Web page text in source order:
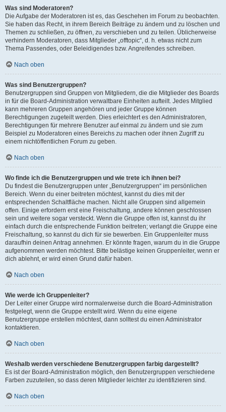
Was sind Moderatoren?
Die Aufgabe der Moderatoren ist es, das Geschehen im Forum zu beobachten.
Sie haben das Recht, in ihrem Bereich Beiträge zu ändern und zu löschen und
Themen zu schließen, zu öffnen, zu verschieben und zu teilen. Üblicherweise
verhindern Moderatoren, dass Mitglieder „offtopic“, d. h. etwas nicht zum
Thema Passendes, oder Beleidigendes bzw. Angreifendes schreiben.
Nach oben
Was sind Benutzergruppen?
Benutzergruppen sind Gruppen von Mitgliedern, die die Mitglieder des Boards
in für die Board-Administration verwaltbare Einheiten aufteilt. Jedes Mitglied
kann mehreren Gruppen angehören und jeder Gruppe können
Berechtigungen zugeteilt werden. Dies erleichtert es den Administratoren,
Berechtigungen für mehrere Benutzer auf einmal zu ändern und sie zum
Beispiel zu Moderatoren eines Bereichs zu machen oder ihnen Zugriff zu
einem nichtöffentlichen Forum zu geben.
Nach oben
Wo finde ich die Benutzergruppen und wie trete ich ihnen bei?
Du findest die Benutzergruppen unter „Benutzergruppen“ im persönlichen
Bereich. Wenn du einer beitreten möchtest, kannst du dies mit der
entsprechenden Schaltfläche machen. Nicht alle Gruppen sind allgemein
offen. Einige erfordern erst eine Freischaltung, andere können geschlossen
sein und weitere sogar versteckt. Wenn die Gruppe offen ist, kannst du ihr
einfach durch die entsprechende Funktion beitreten; verlangt die Gruppe eine
Freischaltung, so kannst du dich für sie bewerben. Ein Gruppenleiter muss
daraufhin deinen Antrag annehmen. Er könnte fragen, warum du in die Gruppe
aufgenommen werden möchtest. Bitte belästige keinen Gruppenleiter, wenn er
dich ablehnt, er wird einen Grund dafür haben.
Nach oben
Wie werde ich Gruppenleiter?
Der Leiter einer Gruppe wird normalerweise durch die Board-Administration
festgelegt, wenn die Gruppe erstellt wird. Wenn du eine eigene
Benutzergruppe erstellen möchtest, dann solltest du einen Administrator
kontaktieren.
Nach oben
Weshalb werden verschiedene Benutzergruppen farbig dargestellt?
Es ist der Board-Administration möglich, den Benutzergruppen verschiedene
Farben zuzuteilen, so dass deren Mitglieder leichter zu identifizieren sind.
Nach oben